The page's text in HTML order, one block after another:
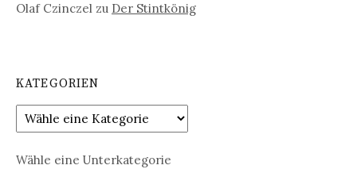
Olaf Czinczel zu Der Stintkönig
KATEGORIEN
Wähle eine Unterkategorie